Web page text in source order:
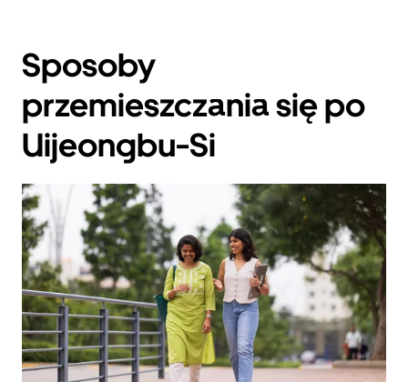
do
kalendarza
datę.
Naciśnij
klawisz
„Escape”,
zamknąć
kalendarz.
Sposoby
przemieszczania się po
Uijeongbu-Si